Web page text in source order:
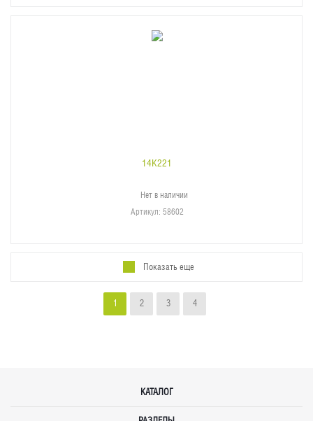
14K221
Нет в наличии
Артикул: 58602
Показать еще
1 2 3 4
КАТАЛОГ